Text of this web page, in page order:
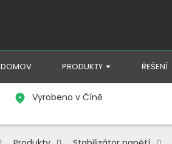
DOMOV PRODUKTY ŘEŠENÍ
Vyrobeno v Číně